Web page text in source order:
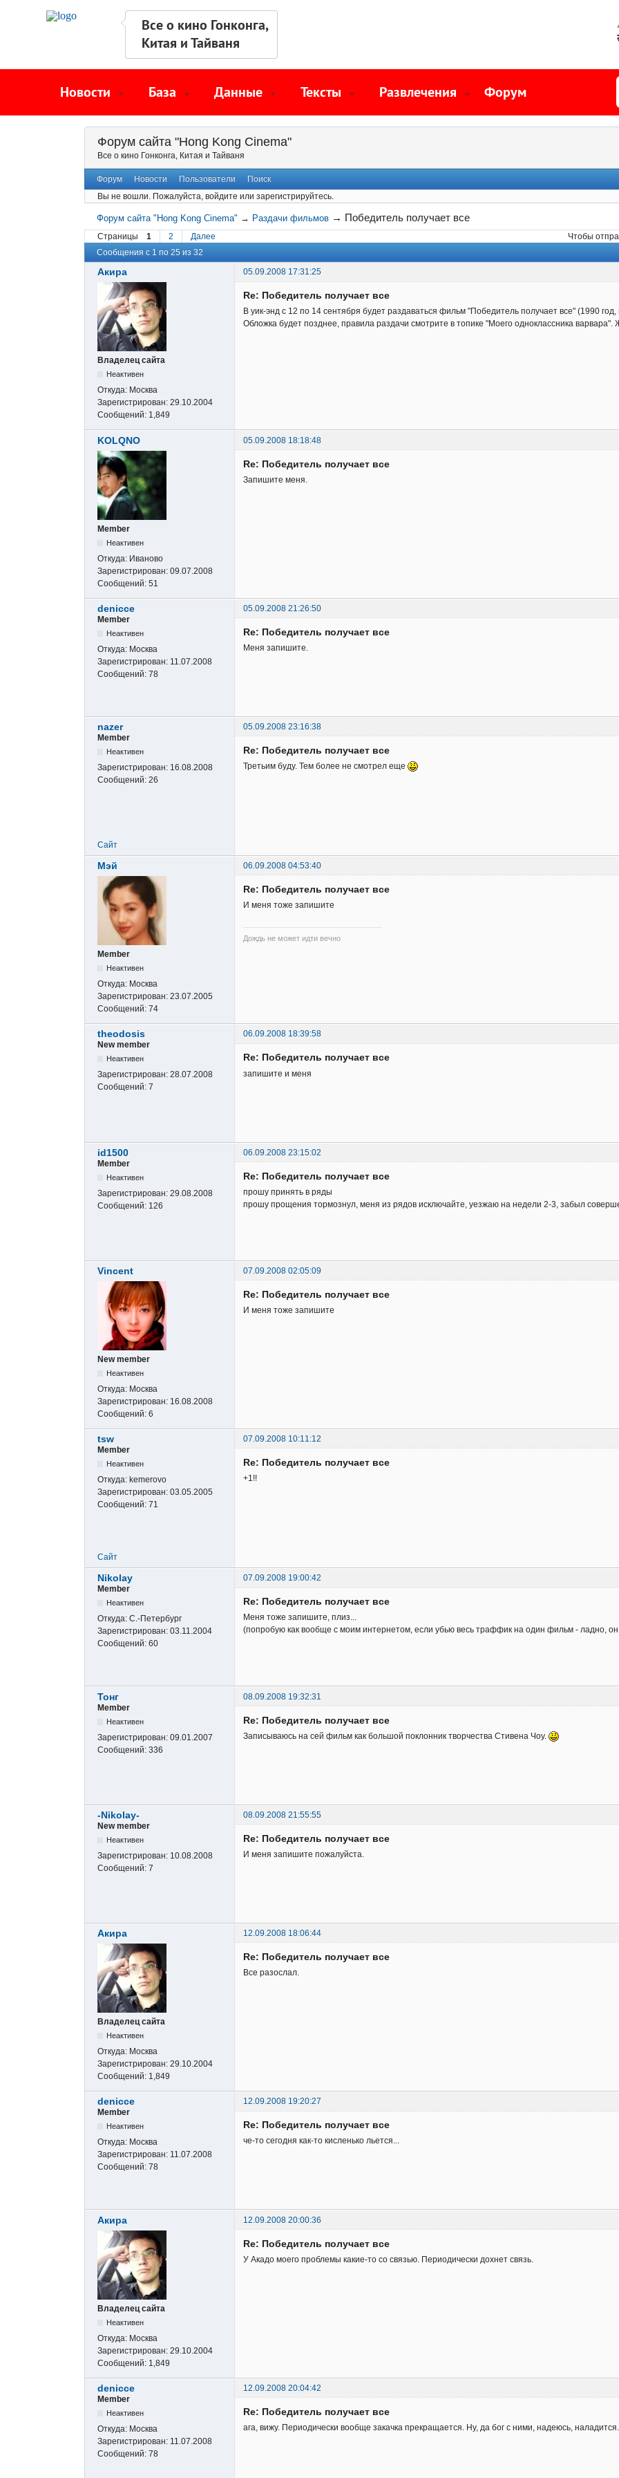
Все о кино Гонконга,
Китая и Тайваня
Новости База Данные Тексты Развлечения Форум
Форум сайта "Hong Kong Cinema"
Все о кино Гонконга, Китая и Тайваня
Форум Новости Пользователи
Поиск
Вы не вошли. Пожалуйста, войдите или зарегистрируйтесь.
Форум сайта "Hong Kong Cinema" → Раздачи фильмов → Победитель получает все
Страницы 1 2 Далее
Чтобы
Сообщения с 1 по 25 из 32
Акира 05.09.2008 17:31:25
Владелец сайта
Неактивен
Откуда: Москва
Зарегистрирован: 29.10.2004
Сообщений: 1,849
Re: Победитель получает все
В уик-энд с 12 по 14 сентября будет раздаваться фильм "Победитель получает все" (1990
Обложка будет позднее, правила раздачи смотрите в топике "Моего одноклассника
KOLQNO 05.09.2008 18:18:48
Member
Неактивен
Откуда: Иваново
Зарегистрирован: 09.07.2008
Сообщений: 51
Re: Победитель получает все
Запишите меня.
denicce
05.09.2008 21:26:50
Member
Неактивен
Откуда: Москва
Зарегистрирован: 11.07.2008
Сообщений: 78
Re: Победитель получает все
Меня запишите.
nazer
05.09.2008 23:16:38
Member
Неактивен
Зарегистрирован: 16.08.2008
Сообщений: 26
Re: Победитель получает все
Третьим буду. Тем более не смотрел еще
Сайт
Мэй 06.09.2008 04:53:40
Member
Неактивен
Откуда: Москва
Зарегистрирован: 23.07.2005
Сообщений: 74
Re: Победитель получает все
И меня тоже запишите
Дождь не может идти вечно
theodosis
06.09.2008 18:39:58
New member
Неактивен
Зарегистрирован: 28.07.2008
Сообщений: 7
Re: Победитель получает все
запишите и меня
id1500
06.09.2008 23:15:02
Member
Неактивен
Зарегистрирован: 29.08.2008
Сообщений: 126
Re: Победитель получает все
прошу принять в ряды
прошу прощения тормознул, меня из рядов исключайте, уезжаю на недели 2-3, забыл
Vincent 07.09.2008 02:05:09
New member
Неактивен
Откуда: Москва
Зарегистрирован: 16.08.2008
Сообщений: 6
Re: Победитель получает все
И меня тоже запишите
tsw
07.09.2008 10:11:12
Member
Неактивен
Откуда: kemerovo
Зарегистрирован: 03.05.2005
Сообщений: 71
Re: Победитель получает все
+1!!
Сайт
Nikolay
07.09.2008 19:00:42
Member
Неактивен
Откуда: С.-Петербург
Зарегистрирован: 03.11.2004
Сообщений: 60
Re: Победитель получает все
Меня тоже запишите, плиз...
(попробую как вообще с моим интернетом, если убью весь траффик на один фильм - ладно, он
Тонг
08.09.2008 19:32:31
Member
Неактивен
Зарегистрирован: 09.01.2007
Сообщений: 336
Re: Победитель получает все
Записываюсь на сей фильм как большой поклонник творчества Стивена Чоу.
-Nikolay-
08.09.2008 21:55:55
New member
Неактивен
Зарегистрирован: 10.08.2008
Сообщений: 7
Re: Победитель получает все
И меня запишите пожалуйста.
Акира 12.09.2008 18:06:44
Владелец сайта
Неактивен
Откуда: Москва
Зарегистрирован: 29.10.2004
Сообщений: 1,849
Re: Победитель получает все
Все разослал.
denicce
12.09.2008 19:20:27
Member
Неактивен
Откуда: Москва
Зарегистрирован: 11.07.2008
Сообщений: 78
Re: Победитель получает все
че-то сегодня как-то кисленько льется...
Акира 12.09.2008 20:00:36
Владелец сайта
Неактивен
Откуда: Москва
Зарегистрирован: 29.10.2004
Сообщений: 1,849
Re: Победитель получает все
У Акадо моего проблемы какие-то со связью. Периодически дохнет связь.
denicce
12.09.2008 20:04:42
Member
Неактивен
Откуда: Москва
Зарегистрирован: 11.07.2008
Сообщений: 78
Re: Победитель получает все
ага, вижу. Периодически вообще закачка прекращается. Ну, да бог с ними, надеюсь,